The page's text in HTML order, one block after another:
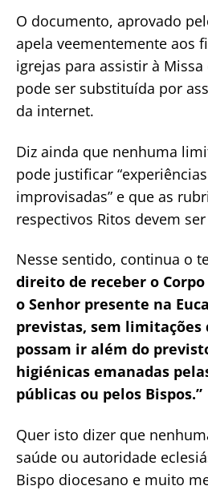
O documento, aprovado
apela veementemente aos
igrejas para assistir à
pode ser substituída por
da internet.
Diz ainda que nenhuma
pode justificar
improvisadas” e que as
respectivos Ritos devem
Nesse sentido, continua o
direito de receber o
o Senhor presente na
previstas, sem limitações
possam ir além do
higiénicas emanadas
públicas ou pelos Bispos.”
Quer isto dizer que
saúde ou autoridade
Bispo diocesano e muito